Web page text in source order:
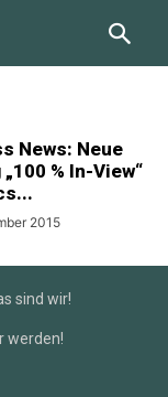
News: Neue
% In-View“
2015
sind wir!
werden!